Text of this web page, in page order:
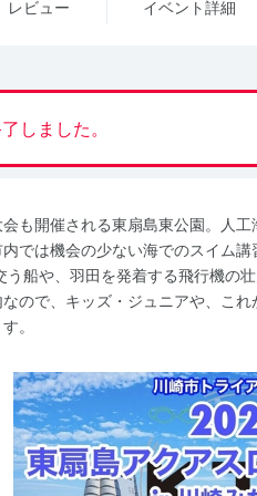
レビュー イベント詳細
しました。
会も開催される東扇島東公園。人
では機会の少ない海でのスイム
う船や、羽田を発着する飛行機の
ので、キッズ・ジュニアや、こ
。